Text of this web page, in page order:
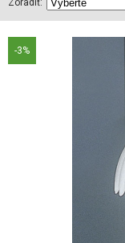
Zoradiť:
-3%